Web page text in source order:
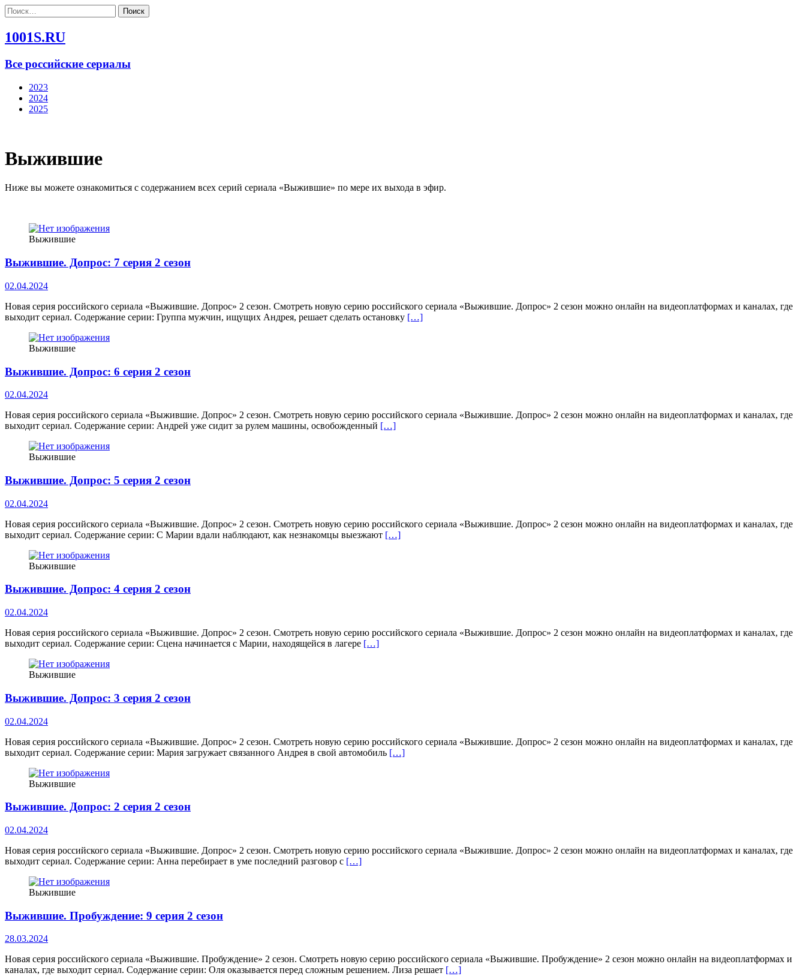
Найти:
1001S.RU
Все российские сериалы
2023
2024
2025
Выжившие
Ниже вы можете ознакомиться с содержанием всех серий сериала «Выжившие» по мере их выхода в эфир.
Выжившие
Выжившие. Допрос: 7 серия 2 сезон
02.04.2024
Новая серия российского сериала «Выжившие. Допрос» 2 сезон. Смотреть новую серию российского сериала «Выжившие. Допрос» 2 сезон можно онлайн на видеоплатформах и каналах, где
выходит сериал. Содержание серии: Группа мужчин, ищущих Андрея, решает сделать остановку […]
Выжившие
Выжившие. Допрос: 6 серия 2 сезон
02.04.2024
Новая серия российского сериала «Выжившие. Допрос» 2 сезон. Смотреть новую серию российского сериала «Выжившие. Допрос» 2 сезон можно онлайн на видеоплатформах и каналах, где
выходит сериал. Содержание серии: Андрей уже сидит за рулем машины, освобожденный […]
Выжившие
Выжившие. Допрос: 5 серия 2 сезон
02.04.2024
Новая серия российского сериала «Выжившие. Допрос» 2 сезон. Смотреть новую серию российского сериала «Выжившие. Допрос» 2 сезон можно онлайн на видеоплатформах и каналах, где
выходит сериал. Содержание серии: С Марии вдали наблюдают, как незнакомцы выезжают […]
Выжившие
Выжившие. Допрос: 4 серия 2 сезон
02.04.2024
Новая серия российского сериала «Выжившие. Допрос» 2 сезон. Смотреть новую серию российского сериала «Выжившие. Допрос» 2 сезон можно онлайн на видеоплатформах и каналах, где
выходит сериал. Содержание серии: Сцена начинается с Марии, находящейся в лагере […]
Выжившие
Выжившие. Допрос: 3 серия 2 сезон
02.04.2024
Новая серия российского сериала «Выжившие. Допрос» 2 сезон. Смотреть новую серию российского сериала «Выжившие. Допрос» 2 сезон можно онлайн на видеоплатформах и каналах, где
выходит сериал. Содержание серии: Мария загружает связанного Андрея в свой автомобиль […]
Выжившие
Выжившие. Допрос: 2 серия 2 сезон
02.04.2024
Новая серия российского сериала «Выжившие. Допрос» 2 сезон. Смотреть новую серию российского сериала «Выжившие. Допрос» 2 сезон можно онлайн на видеоплатформах и каналах, где
выходит сериал. Содержание серии: Анна перебирает в уме последний разговор с […]
Выжившие
Выжившие. Пробуждение: 9 серия 2 сезон
28.03.2024
Новая серия российского сериала «Выжившие. Пробуждение» 2 сезон. Смотреть новую серию российского сериала «Выжившие. Пробуждение» 2 сезон можно онлайн на видеоплатформах и
каналах, где выходит сериал. Содержание серии: Оля оказывается перед сложным решением. Лиза решает […]